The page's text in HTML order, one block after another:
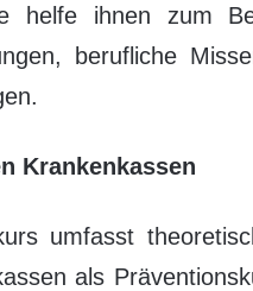
helfe ihnen zum
berufliche
Krankenkassen
umfasst
als